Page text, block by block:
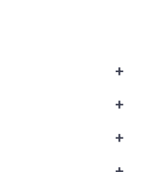
+
+
+